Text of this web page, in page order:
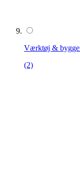
Værktøj &
(2)